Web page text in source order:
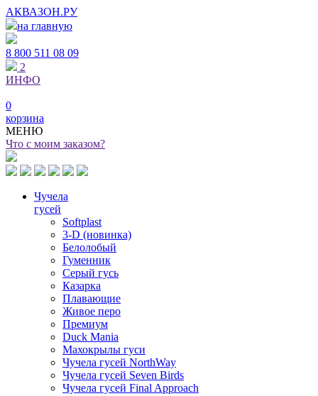
АКВАЗОН.РУ
на главную
8 800 511 08 09
2
ИНФО
0
корзина
МЕНЮ
Что с моим заказом?
Чучела
гусей
Softplast
3-D (новинка)
Белолобый
Гуменник
Серый гусь
Казарка
Плавающие
Живое перо
Премиум
Duck Mania
Махокрылы гуси
Чучела гусей NorthWay
Чучела гусей Seven Birds
Чучела гусей Final Approach